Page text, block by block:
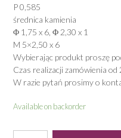
P 0,585
średnica kamienia
Φ 1,75 x 6, Φ 2,30 x 1
M 5×2,50 x 6
Wybierając produkt proszę
Czas realizacji zamówienia
W razie pytań prosimy o
Available on backorder